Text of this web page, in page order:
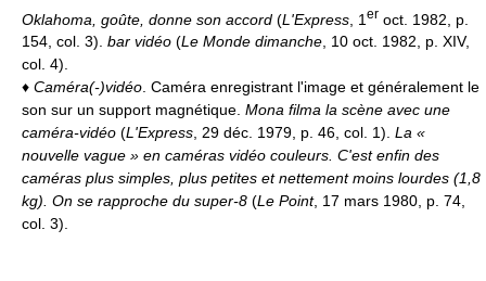
Oklahoma, goûte, donne son accord (L'Express , 1 er oct. 1982, p.
154, col. 3). bar vidéo (Le Monde dimanche, 10 oct. 1982, p. XIV,
col. 4).
♦ Caméra(-)vidéo. Caméra enregistrant l'image et généralement le
son sur un support magnétique. Mona filma la scène avec une
caméra-vidéo (L'Express, 29 déc. 1979, p. 46, col. 1). La «
nouvelle vague » en caméras vidéo couleurs. C'est enfin des
caméras plus simples, plus petites et nettement moins lourdes (1,8
kg). On se rapproche du super-8 (Le Point, 17 mars 1980, p. 74,
col. 3).